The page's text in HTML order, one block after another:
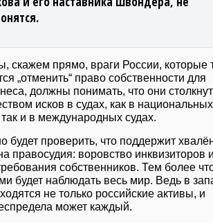
скажем прямо, враги России, которые
„отменить“ право собственности для
должны понимать, что они
исков в судах, как в
и в международных судах.
будет проверить, что поддержит
правосудия: воровство инквизиторов
собственников. Тем более
будет наблюдать весь мир. Ведь в
не только российские активы, и
может каждый.